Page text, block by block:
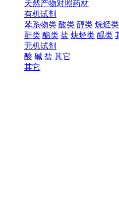
天然产物对照药材
有机试剂
苯系物类 酸类 醇类 烷烃类
酐类 酯类 盐 炔烃类 醌类
无机试剂
酸 碱 盐 其它
其它